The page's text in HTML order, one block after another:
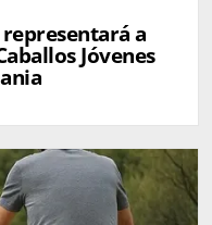
a
Jóvenes